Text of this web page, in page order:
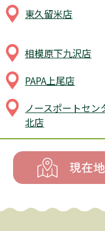
東久留米店
相模原下九沢店
PAPA上尾店
ノースポートセン
北店
現在